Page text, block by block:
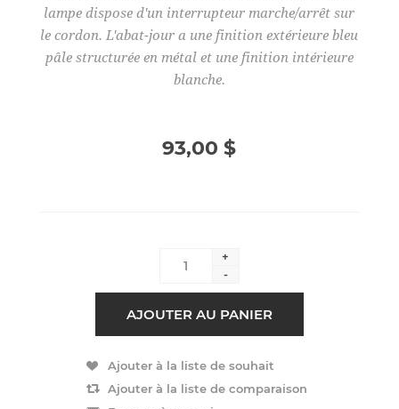
lampe dispose d'un interrupteur marche/arrêt sur
le cordon. L'abat-jour a une finition extérieure bleu
pâle structurée en métal et une finition intérieure
blanche.
93,00 $
+
-